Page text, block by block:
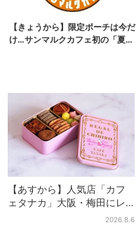
【きょうから】限定ポーチは今だ
け…サンマルクカフェ初の「夏福
【あすから】人気店「カフ
ェタナカ」大阪・梅田にレ
ア商品集結…本店人気パン＆
2026.8.6